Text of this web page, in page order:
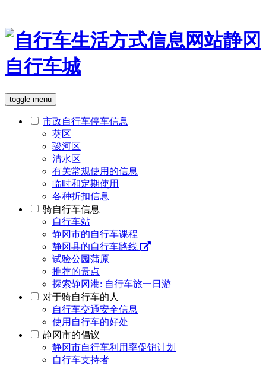
toggle menu
市政自行车停车信息
葵区
骏河区
清水区
有关常规使用的信息
临时和定期使用
各种折扣信息
骑自行车信息
自行车站
静冈市的自行车课程
静冈县的自行车路线
试验公园蒲原
推荐的景点
探索静冈港: 自行车旅一日游
对于骑自行车的人
自行车交通安全信息
使用自行车的好处
静冈市的倡议
静冈市自行车利用率促销计划
自行车支持者